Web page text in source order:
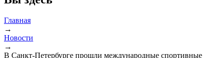
Главная
→
Новости
→
В Санкт-Петербурге прошли международные спортивные